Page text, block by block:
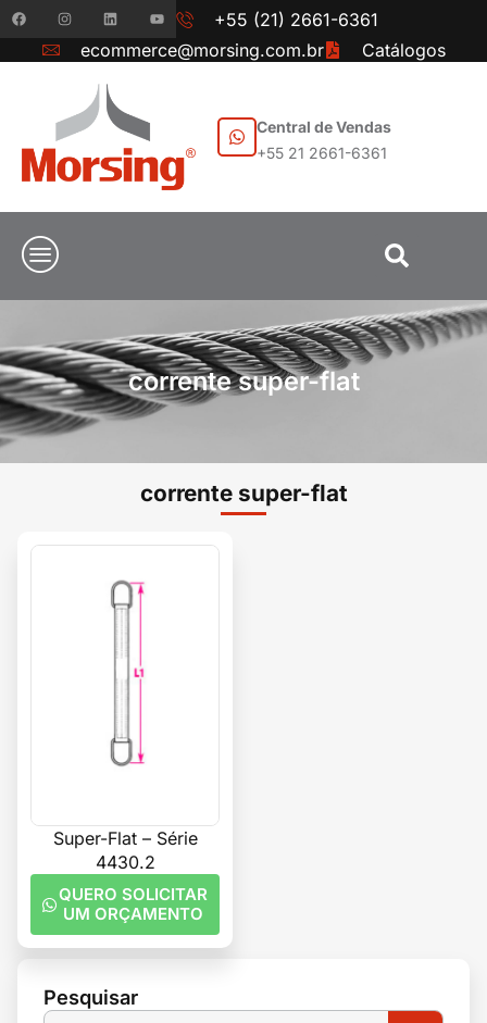
+55 (21) 2661-6361
ecommerce@morsing.com.br
Catálogos
Central de Vendas
+55 21 2661-6361
corrente super-flat
Pesquisar
corrente super-flat
Super-Flat – Série
4430.2
QUERO SOLICITAR
UM ORÇAMENTO